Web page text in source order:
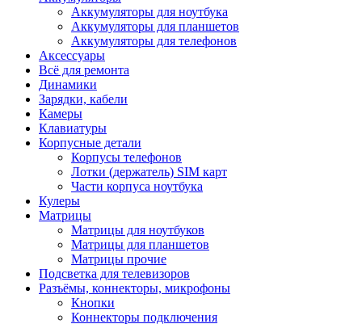
Аккумуляторы для ноутбука
Аккумуляторы для планшетов
Аккумуляторы для телефонов
Аксессуары
Всё для ремонта
Динамики
Зарядки, кабели
Камеры
Клавиатуры
Корпусные детали
Корпусы телефонов
Лотки (держатель) SIM карт
Части корпуса ноутбука
Кулеры
Матрицы
Матрицы для ноутбуков
Матрицы для планшетов
Матрицы прочие
Подсветка для телевизоров
Разъёмы, коннекторы, микрофоны
Кнопки
Коннекторы подключения